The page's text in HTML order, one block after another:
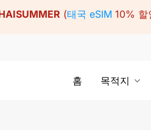
(태국 eSIM 10% 할
홈 목적지